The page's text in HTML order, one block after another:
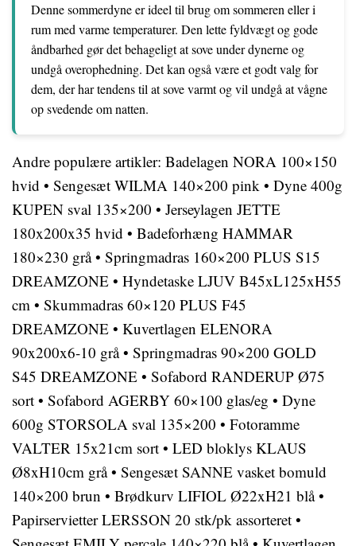
Denne sommerdyne er ideel til brug om sommeren eller i
rum med varme temperaturer. Den lette fyldvægt og gode
åndbarhed gør det behageligt at sove under dynerne og
undgå overophedning. Det kan også være et godt valg for
dem, der har tendens til at sove varmt og vil undgå at vågne
op svedende om natten.
Andre populære artikler: Badelagen NORA 100×150
hvid • Sengesæt WILMA 140×200 pink • Dyne 400g
KUPEN sval 135×200 • Jerseylagen JETTE
180x200x35 hvid • Badeforhæng HAMMAR
180×230 grå• Springmadras 160×200 PLUS S15
DREAMZONE • Hyndetaske LJUV B45xL125xH55
cm • Skummadras 60×120 PLUS F45
DREAMZONE • Kuvertlagen ELENORA
90x200x6-10 grå• Springmadras 90×200 GOLD
S45 DREAMZONE • Sofabord RANDERUP Ø75
sort • Sofabord AGERBY 60×100 glas/eg • Dyne
600g STORSOLA sval 135×200 • Fotoramme
VALTER 15x21cm sort • LED bloklys KLAUS
Ø8xH10cm grå• Sengesæt SANNE vasket bomuld
140×200 brun • Brødkurv LIFIOL Ø22xH21 blå•
Papirservietter LERSSON 20 stk/pk assorteret •